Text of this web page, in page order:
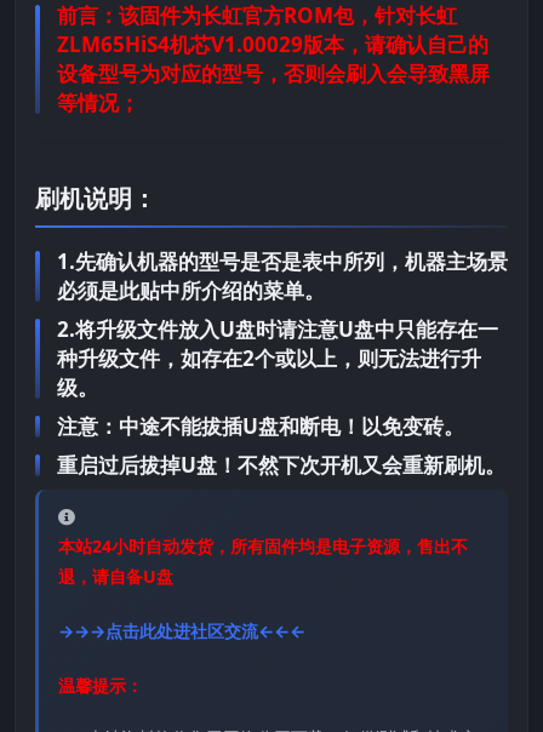
前言： 该固件为长虹官方ROM包，针对长虹
ZLM65HiS4机芯V1.00029版本，请确认自己的
设备型号为对应的型号，否则会刷入会导致黑屏
等情况；
刷机说明：
1.先确认机器的型号是否是表中所列，机器主场景
必须是此贴中所介绍的菜单。
2.将升级文件放入U盘时请注意U盘中只能存在一
种升级文件，如存在2个或以上，则无法进行升
级。
注意：中途不能拔插U盘和断电！以免变砖。
重启过后拔掉U盘！不然下次开机又会重新刷机。
本站24小时自动发货，所有固件均是电子资源，售出不
退，请自备U盘
→→→点击此处进社区交流←←←
温馨提示：